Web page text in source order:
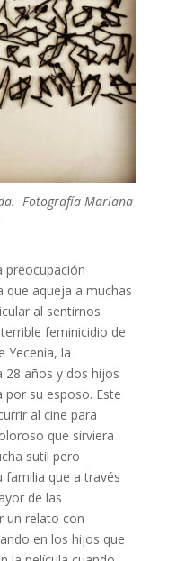
Fotografía Mariana
que aqueja a muchas
al sentirnos
feminicidio de
Yecenia, la
28 años y dos hijos
por su esposo. Este
al cine para
que sirviera
sutil pero
familia que a través
de las
un relato con
en los hijos que